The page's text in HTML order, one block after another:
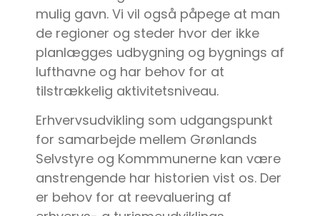
mulig gavn. Vi vil også påpege at man
de regioner og steder hvor der ikke
planlægges udbygning og bygnings af
lufthavne og har behov for at
tilstrækkelig aktivitetsniveau.
Erhvervsudvikling som udgangspunkt
for samarbejde mellem Grønlands
Selvstyre og Kommmunerne kan være
anstrengende har historien vist os. Der
er behov for at reevaluering af